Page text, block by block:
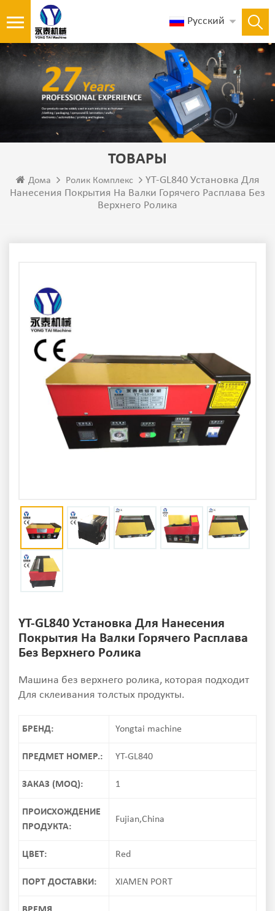
Русский
ТОВАРЫ
Дома Ролик Комплекс
YT-GL840 Установка Для
Нанесения Покрытия На Валки Горячего Расплава Без
Верхнего Ролика
YT-GL840 Установка Для Нанесения
Покрытия На Валки Горячего Расплава
Без Верхнего Ролика
Машина без верхнего ролика, которая подходит
Для склеивания толстых продукты.
БРЕНД: Yongtai machine
ПРЕДМЕТ НОМЕР.: YT-GL840
ЗАКАЗ (MOQ): 1
ПРОИСХОЖДЕНИЕ
ПРОДУКТА:
Fujian,China
ЦВЕТ: Red
ПОРТ ДОСТАВКИ: XIAMEN PORT